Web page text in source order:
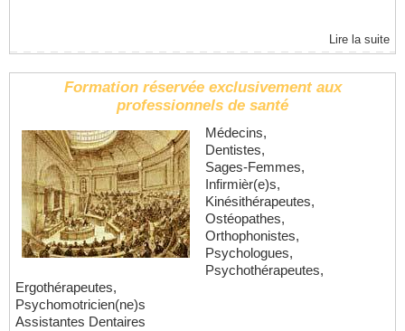
Lire la suite
Formation réservée exclusivement aux
professionnels de santé
Médecins,
Dentistes,
Sages-Femmes,
Infirmièr(e)s,
Kinésithérapeutes,
Ostéopathes,
Orthophonistes,
Psychologues,
Psychothérapeutes,
Ergothérapeutes,
Psychomotricien(ne)s
Assistantes Dentaires